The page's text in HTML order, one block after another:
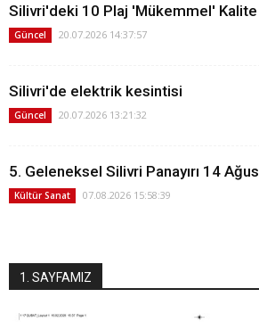
Silivri'deki 10 Plaj 'Mükemmel' Kalite
Güncel 20.07.2026 14:37:57
Silivri'de elektrik kesintisi
Güncel 20.07.2026 13:21:32
5. Geleneksel Silivri Panayırı 14
Kültür Sanat 07.08.2026 15:58:39
1. SAYFAMIZ